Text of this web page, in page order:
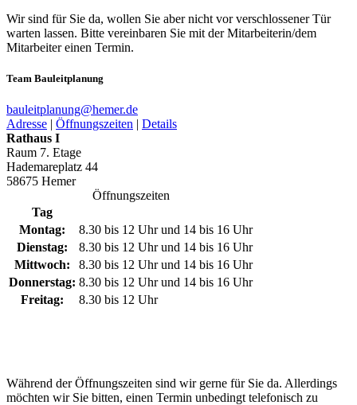
Wir sind für Sie da, wollen Sie aber nicht vor verschlossener Tür
warten lassen. Bitte vereinbaren Sie mit der Mitarbeiterin/dem
Mitarbeiter einen Termin.
Team Bauleitplanung
bauleitplanung@­hemer.de
Adresse
Öffnungszeiten
Details
Rathaus I
Raum 7. Etage
Hademareplatz 44
58675 Hemer
Öffnungszeiten
Tag
Montag:
8.30 bis 12 Uhr und 14 bis 16 Uhr
Dienstag:
8.30 bis 12 Uhr und 14 bis 16 Uhr
Mittwoch:
8.30 bis 12 Uhr und 14 bis 16 Uhr
Donnerstag: 8.30 bis 12 Uhr und 14 bis 16 Uhr
Freitag:
8.30 bis 12 Uhr
Während der Öffnungszeiten sind wir gerne für Sie da. Allerdings
möchten wir Sie bitten, einen Termin unbedingt telefonisch zu